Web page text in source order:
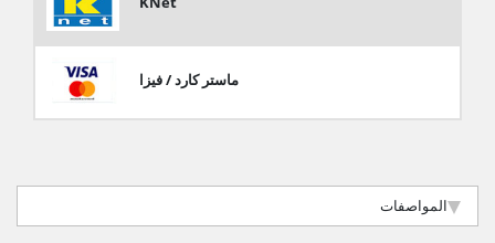
ماستر كارد / فيزا
المواصفات